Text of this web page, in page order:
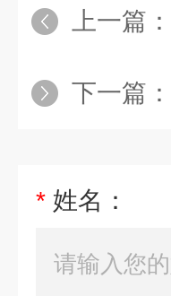
上一篇：
下一篇：
* 姓名：